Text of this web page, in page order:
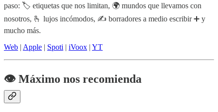
paso: 🏷️ etiquetas que nos limitan, 🌍 mundos que llevamos con
nosotros, 🫰 lujos incómodos, ✍️ borradores a medio escribir ➕ y
mucho más.
Web | Apple | Spoti | iVoox | YT
👁️ Máximo nos recomienda